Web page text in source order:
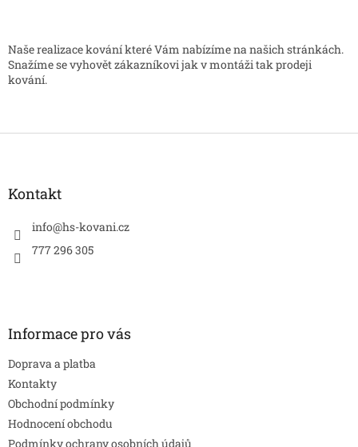
Naše realizace kování které Vám nabízíme na našich stránkách.
Snažíme se vyhovět zákazníkovi jak v montáži tak prodeji
kování.
Z
Kontakt
info@hs-kovani.cz
777 296 305
Informace pro vás
Doprava a platba
Kontakty
Obchodní podmínky
Hodnocení obchodu
Podmínky ochrany osobních údajů